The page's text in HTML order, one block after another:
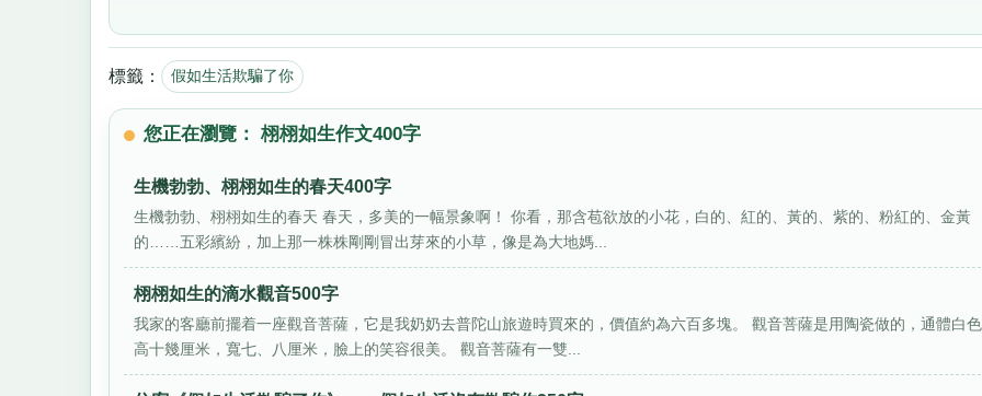
標籤： 假如生活欺騙了你
您正在瀏覽： 栩栩如生作文400字
生機勃勃、栩栩如生的春天400字
生機勃勃、栩栩如生的春天 春天，多美的一幅景象啊！ 你看，那含苞欲放的小花，白的、紅的、黃的、紫的、粉紅的、金黃
的……五彩繽紛，加上那一株株剛剛冒出芽來的小草，像是為大地媽...
栩栩如生的滴水觀音500字
我家的客廳前擺着一座觀音菩薩，它是我奶奶去普陀山旅遊時買來的，價值約為六百多塊。 觀音菩薩是用陶瓷做的，通體白色
高十幾厘米，寬七、八厘米，臉上的笑容很美。 觀音菩薩有一雙...